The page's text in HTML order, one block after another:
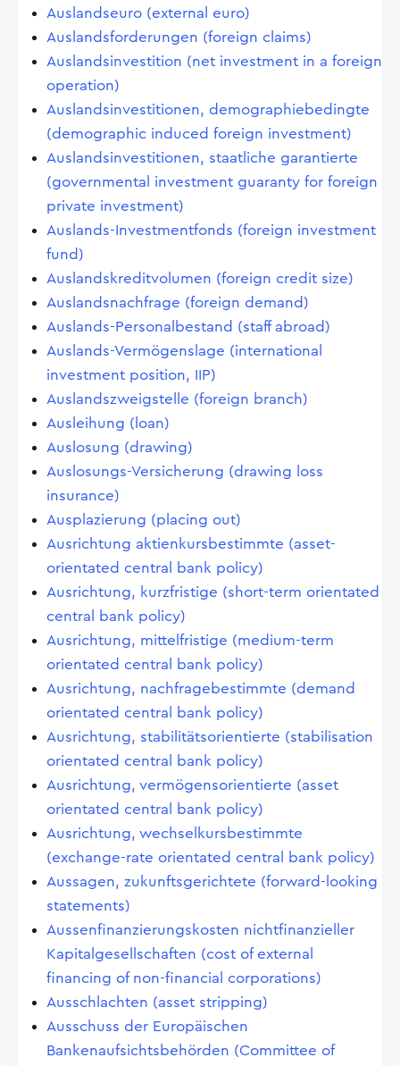
Auslandseuro (external euro)
Auslandsforderungen (foreign claims)
Auslandsinvestition (net investment in a foreign
operation)
Auslandsinvestitionen, demographiebedingte
(demographic induced foreign investment)
Auslandsinvestitionen, staatliche garantierte
(governmental investment guaranty for foreign
private investment)
Auslands-Investmentfonds (foreign investment
fund)
Auslandskreditvolumen (foreign credit size)
Auslandsnachfrage (foreign demand)
Auslands-Personalbestand (staff abroad)
Auslands-Vermögenslage (international
investment position, IIP)
Auslandszweigstelle (foreign branch)
Ausleihung (loan)
Auslosung (drawing)
Auslosungs-Versicherung (drawing loss
insurance)
Ausplazierung (placing out)
Ausrichtung aktienkursbestimmte (asset-
orientated central bank policy)
Ausrichtung, kurzfristige (short-term orientated
central bank policy)
Ausrichtung, mittelfristige (medium-term
orientated central bank policy)
Ausrichtung, nachfragebestimmte (demand
orientated central bank policy)
Ausrichtung, stabilitätsorientierte (stabilisation
orientated central bank policy)
Ausrichtung, vermögensorientierte (asset
orientated central bank policy)
Ausrichtung, wechselkursbestimmte
(exchange-rate orientated central bank policy)
Aussagen, zukunftsgerichtete (forward-looking
statements)
Aussenfinanzierungskosten nichtfinanzieller
Kapitalgesellschaften (cost of external
financing of non-financial corporations)
Ausschlachten (asset stripping)
Ausschuss der Europäischen
Bankenaufsichtsbehörden (Committee of